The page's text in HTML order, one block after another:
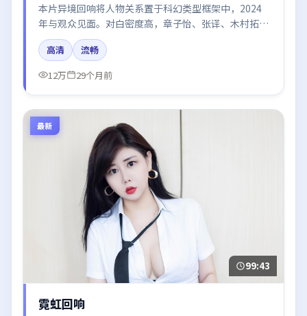
本片异境回响将人物关系置于科幻类型框架中，2024
年与观众见面。对白密度高，章子怡、张译、木村拓
哉、周冬雨的台词节奏值得关注；整体气质偏英国都市
与冷色调摄影。
高清
流畅
12万
29个月前
最新
99:43
霓虹回响